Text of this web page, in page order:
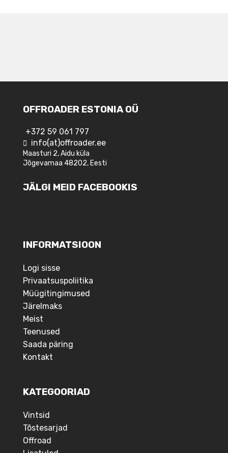
OFFROADER ESTONIA OÜ
+372 59 061 797
info(at)offroader.ee
Maasturi 2, Aidu küla
Jõgevamaa 48202, Eesti
JÄLGI MEID FACEBOOKIS
INFORMATSIOON
Logi sisse
Privaatsuspoliitika
Müügitingimused
Järelmaks
Meist
Teenused
Saada päring
Kontakt
KATEGOORIAD
Vintsid
Tõstesarjad
Offroad